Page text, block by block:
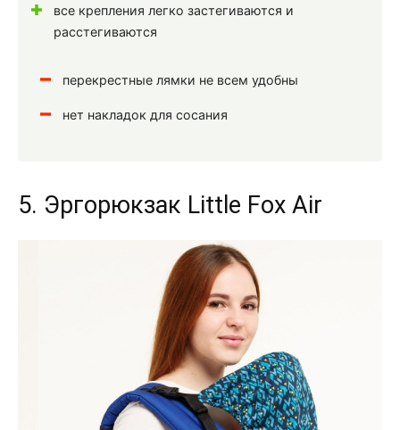
все крепления легко застегиваются и
расстегиваются
перекрестные лямки не всем удобны
нет накладок для сосания
5. Эргорюкзак Little Fox Air